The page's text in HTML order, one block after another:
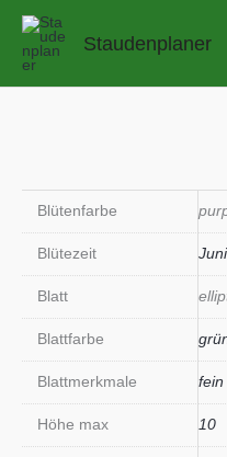
Zum
springen
Staudenplaner
Blütenfarbe
Blütezeit
Blatt
Blattfarbe
Blattmerkmale fein
Höhe max 10